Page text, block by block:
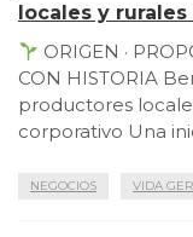
locales y
ORIGEN ·
CON HISTORIA
productores
corporativo Una
NEGOCIOS VIDA